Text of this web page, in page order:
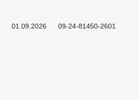
01.09.2026 09-24-81450-2601